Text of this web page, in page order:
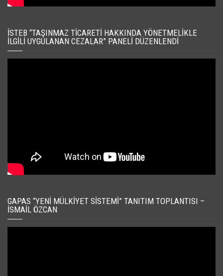
İSTEB “TAŞINMAZ TICARETI HAKKINDA YÖNETMELIKLE
İLGILI UYGULANAN CEZALAR” PANELI DÜZENLENDI
GAPAS “YENI MÜLKIYET SISTEMI” TANITIM TOPLANTISI –
İSMAIL ÖZCAN